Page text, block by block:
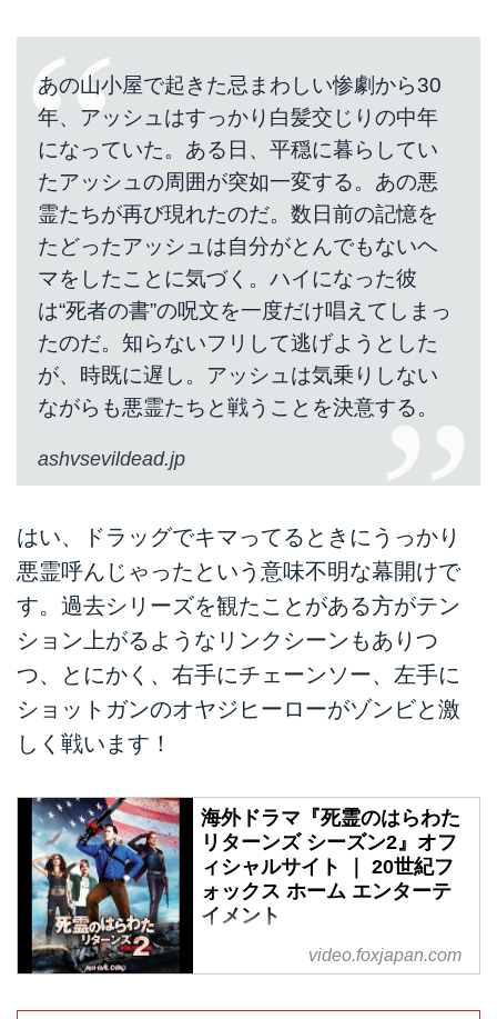
あの山小屋で起きた忌まわしい惨劇から30
年、アッシュはすっかり白髪交じりの中年
になっていた。ある日、平穏に暮らしてい
たアッシュの周囲が突如一変する。あの悪
霊たちが再び現れたのだ。数日前の記憶を
たどったアッシュは自分がとんでもないヘ
マをしたことに気づく。ハイになった彼
は“死者の書”の呪文を一度だけ唱えてしまっ
たのだ。知らないフリして逃げようとした
が、時既に遅し。アッシュは気乗りしない
ながらも悪霊たちと戦うことを決意する。
ashvsevildead.jp
はい、ドラッグでキマってるときにうっかり
悪霊呼んじゃったという意味不明な幕開けで
す。過去シリーズを観たことがある方がテン
ション上がるようなリンクシーンもありつ
つ、とにかく、右手にチェーンソー、左手に
ショットガンのオヤジヒーローがゾンビと激
しく戦います！
海外ドラマ『死霊のはらわた
リターンズ シーズン2』オフ
ィシャルサイト ｜ 20世紀フ
ォックス ホーム エンターテ
イメント
サム・ライミ×ブルース・キャン
ベルで放つアクションホラー続
video.foxjapan.com